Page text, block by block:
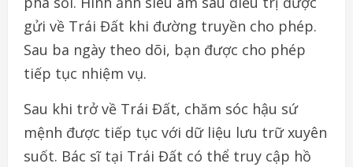
gửi về Trái Đất khi đường truyền cho phép.
Sau ba ngày theo dõi, bạn được cho phép
tiếp tục nhiệm vụ.
Sau khi trở về Trái Đất, chăm sóc hậu sứ
mệnh được tiếp tục với dữ liệu lưu trữ xuyên
suốt. Bác sĩ tại Trái Đất có thể truy cập hồ